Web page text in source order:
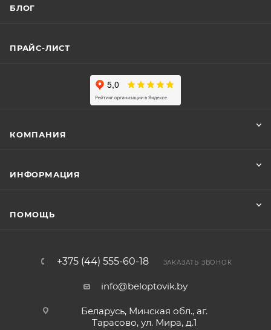
БЛОГ
ПРАЙС-ЛИСТ
КОМПАНИЯ
ИНФОРМАЦИЯ
ПОМОЩЬ
+375 (44) 555-60-18 ЗАКАЗАТЬ ЗВОНОК
info@beloptovik.by
Беларусь, Минская обл., аг.
Тарасово, ул. Мира, д.1